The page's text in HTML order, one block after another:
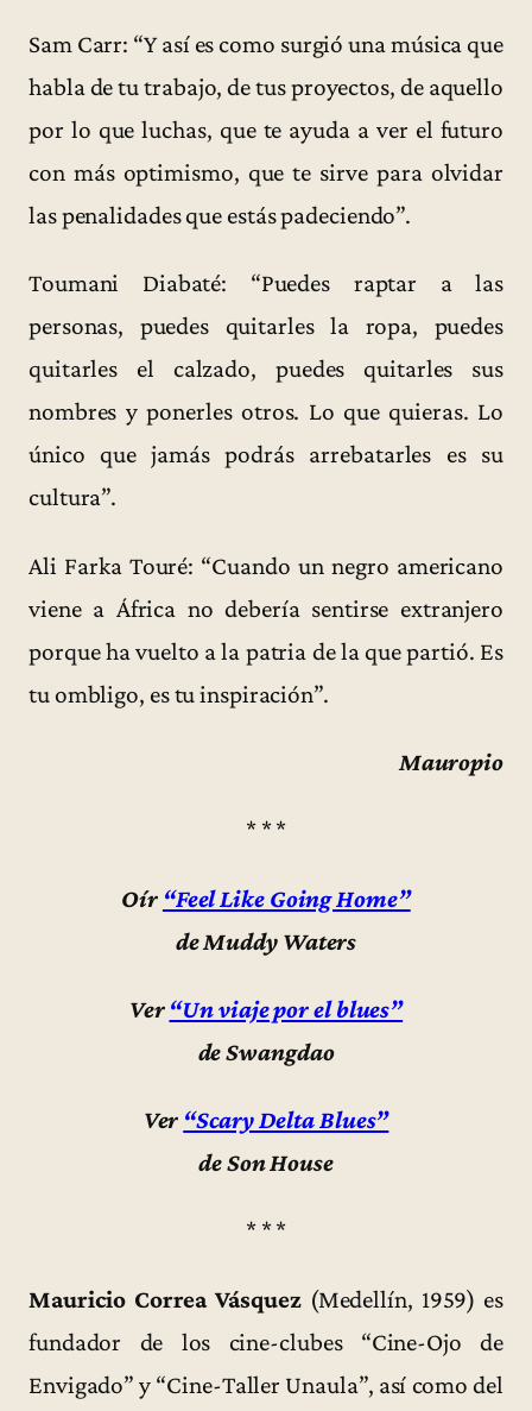
Sam Carr: “Y así es como surgió una música que
habla de tu trabajo, de tus proyectos, de aquello
por lo que luchas, que te ayuda a ver el futuro
con más optimismo, que te sirve para olvidar
las penalidades que estás padeciendo”.
Toumani Diabaté: “Puedes raptar a las
personas, puedes quitarles la ropa, puedes
quitarles el calzado, puedes quitarles sus
nombres y ponerles otros. Lo que quieras. Lo
único que jamás podrás arrebatarles es su
cultura”.
Ali Farka Touré: “Cuando un negro americano
viene a África no debería sentirse extranjero
porque ha vuelto a la patria de la que partió. Es
tu ombligo, es tu inspiración”.
Mauropio
* * *
Oír “Feel Like Going Home”
de Muddy Waters
Ver “Un viaje por el blues”
de Swangdao
Ver “Scary Delta Blues”
de Son House
* * *
Mauricio Correa Vásquez(Medellín, 1959) es
fundador de los cine-clubes “Cine-Ojo de
Envigado” y “Cine-Taller Unaula”, así como del